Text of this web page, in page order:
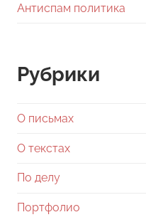
Антиспам политика
Рубрики
О письмах
О текстах
По делу
Портфолио